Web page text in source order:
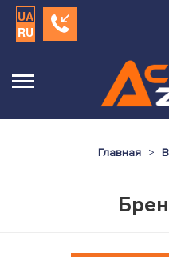
UA
RU
Главная